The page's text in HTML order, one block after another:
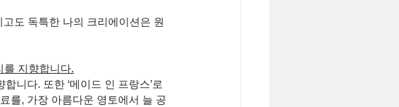
도 독특한 나의 크리에이션은 원
를 지향합니다.
니다. 또한 ‘메이드 인 프랑스’로
를, 가장 아름다운 영토에서 늘 공